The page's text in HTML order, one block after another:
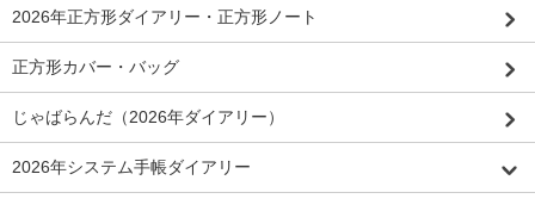
2026年正方形ダイアリー・正方形ノート
正方形カバー・バッグ
じゃばらんだ（2026年ダイアリー）
2026年システム手帳ダイアリー